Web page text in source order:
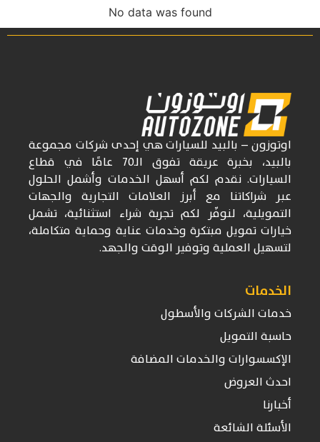
No data was found
اوتوزون– بالبيد للسياراتهي إحدى شركات مجموعة
بالبيد، بخبرة عريقة تفوق الـ70
عامًا في قطاع
السيارات. نقدم لكم أسهل الخدمات وأشمل الحلول
عبر شراكاتنا مع أبرز العلامات التجارية والجهات
التمويلية، لنوفّر لكم تجربة شراء استثنائية، تشمل
خيارات تمويل مبتكرة وخدمات عناية وحماية متكاملة،
لتسهيل العملية وتوفير الوقت والجهد.
الخدمات
خدمات الشركات والأسطول
حاسبة التمويل
الإكسسوارات والخدمات المضافة
احدث العروض
أخبارنا
الأسئلة الشائعة